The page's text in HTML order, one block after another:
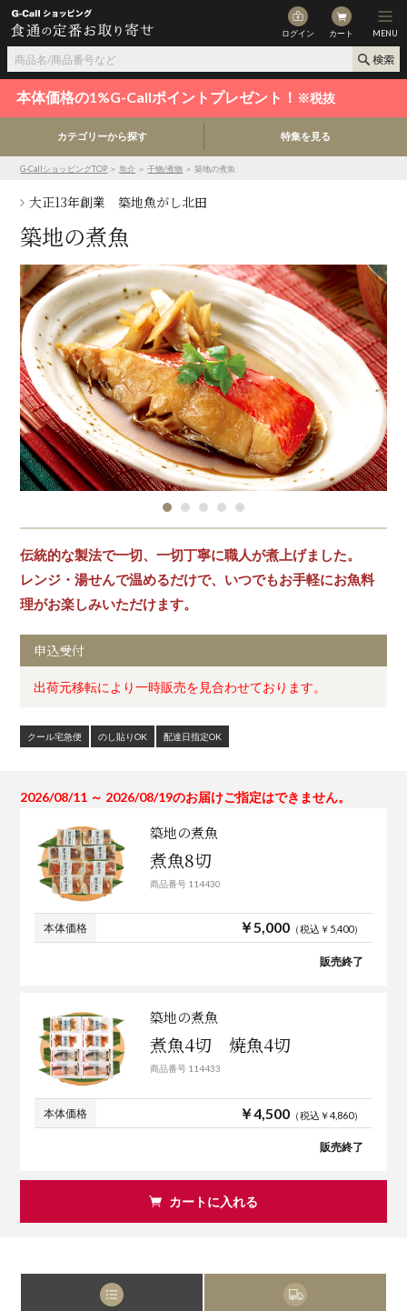
ログイン カート MENU
本体価格の1%G-Callポイントプレゼント！ ※税抜
カテゴリーから探す 特集を見る
G-CallショッピングTOP ＞魚介 ＞干物/煮物 ＞ 築地の煮魚
大正13年創業 築地魚がし北田
築地の煮魚
伝統的な製法で一切、一切丁寧に職人が煮上げました。
レンジ・湯せんで温めるだけで、いつでもお手軽にお魚料
理がお楽しみいただけます。
申込受付
出荷元移転により一時販売を見合わせております。
クール宅急便 のし貼りOK 配達日指定OK
2026/08/11 ～ 2026/08/19のお届けご指定はできません。
築地の煮魚
煮魚8切
商品番号 114430
本体価格 ￥5,000（税込￥5,400）
販売終了
築地の煮魚
煮魚4切 焼魚4切
商品番号 114433
本体価格 ￥4,500（税込￥4,860）
販売終了
カートに入れる